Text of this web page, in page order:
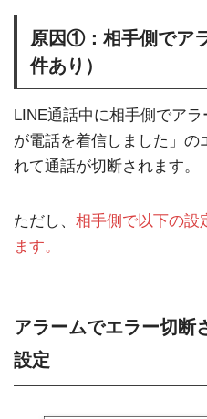
原因①：相手側でア
件あり）
LINE通話中に相手側でア
が電話を着信しました」の
れて通話が切断されます。
ただし、 相手側で以下の設
ます。
アラームでエラー切断
設定